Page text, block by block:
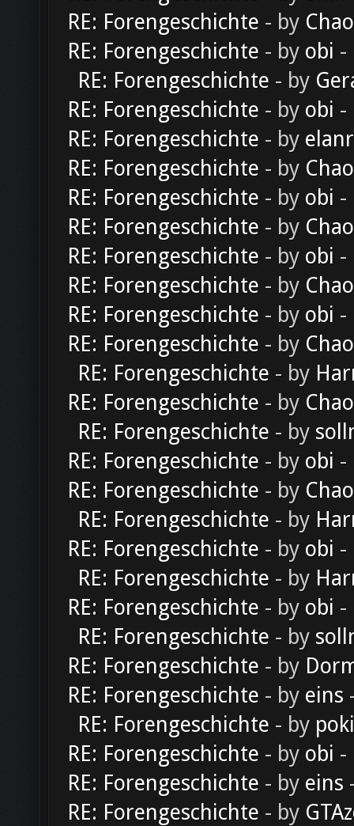
RE: Forengeschichte - by
RE: Forengeschichte - by obi -
RE: Forengeschichte - by
RE: Forengeschichte - by obi -
RE: Forengeschichte - by
RE: Forengeschichte - by
RE: Forengeschichte - by obi -
RE: Forengeschichte - by
RE: Forengeschichte - by obi -
RE: Forengeschichte - by
RE: Forengeschichte - by obi -
RE: Forengeschichte - by
RE: Forengeschichte - by
RE: Forengeschichte - by
RE: Forengeschichte - by
RE: Forengeschichte - by obi -
RE: Forengeschichte - by
RE: Forengeschichte - by
RE: Forengeschichte - by obi -
RE: Forengeschichte - by
RE: Forengeschichte - by obi -
RE: Forengeschichte - by
RE: Forengeschichte - by
RE: Forengeschichte - by eins
RE: Forengeschichte - by
RE: Forengeschichte - by obi -
RE: Forengeschichte - by eins
RE: Forengeschichte - by